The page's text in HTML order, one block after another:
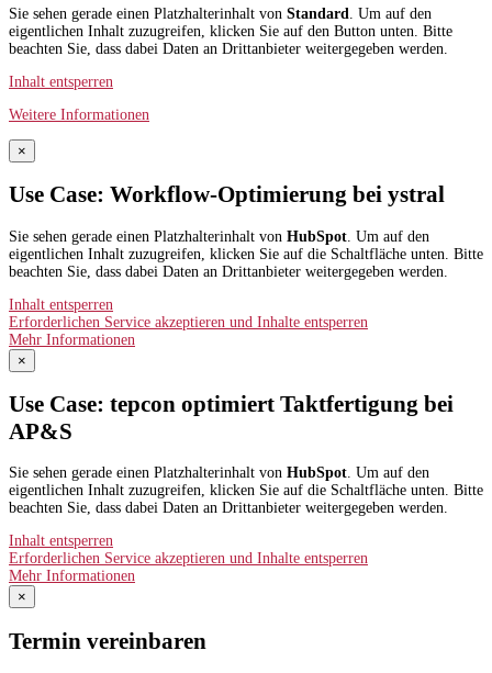
Sie sehen gerade einen Platzhalterinhalt von Standard . Um auf den
eigentlichen Inhalt zuzugreifen, klicken Sie auf den Button unten. Bitte
beachten Sie, dass dabei Daten an Drittanbieter weitergegeben werden.
Inhalt entsperren
Weitere Informationen
×
Use Case: Workflow-Optimierung bei ystral
Sie sehen gerade einen Platzhalterinhalt von HubSpot . Um auf den
eigentlichen Inhalt zuzugreifen, klicken Sie auf die Schaltfläche unten. Bitte
beachten Sie, dass dabei Daten an Drittanbieter weitergegeben werden.
Inhalt entsperren
Erforderlichen Service akzeptieren und Inhalte entsperren
Mehr Informationen
×
Use Case: tepcon optimiert Taktfertigung bei
AP&S​
Sie sehen gerade einen Platzhalterinhalt von HubSpot. Um auf den
eigentlichen Inhalt zuzugreifen, klicken Sie auf die Schaltfläche unten. Bitte
beachten Sie, dass dabei Daten an Drittanbieter weitergegeben werden.
Inhalt entsperren
Erforderlichen Service akzeptieren und Inhalte entsperren
Mehr Informationen
×
Termin vereinbaren